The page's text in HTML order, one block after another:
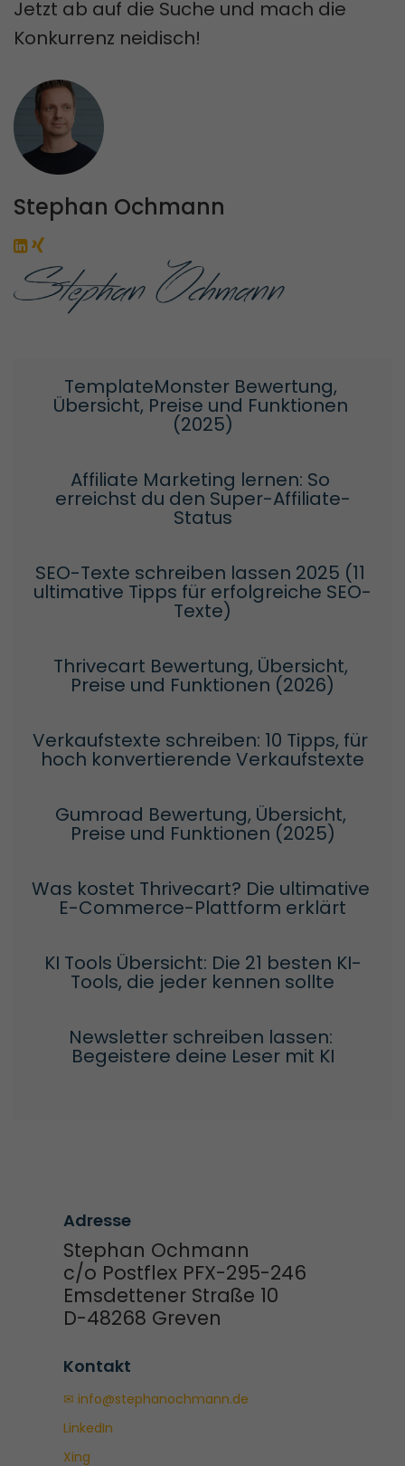
Jetzt ab auf die Suche und mach die
Konkurrenz neidisch!
Stephan Ochmann
TemplateMonster Bewertung,
Übersicht, Preise und Funktionen
(2025)
Affiliate Marketing lernen: So
erreichst du den Super-Affiliate-
Status
SEO-Texte schreiben lassen 2025 (11
ultimative Tipps für erfolgreiche SEO-
Texte)
Thrivecart Bewertung, Übersicht,
Preise und Funktionen (2026)
Verkaufstexte schreiben: 10 Tipps, für
hoch konvertierende Verkaufstexte
Gumroad Bewertung, Übersicht,
Preise und Funktionen (2025)
Was kostet Thrivecart? Die ultimative
E-Commerce-Plattform erklärt
KI Tools Übersicht: Die 21 besten KI-
Tools, die jeder kennen sollte
Newsletter schreiben lassen:
Begeistere deine Leser mit KI
Adresse
Stephan Ochmann
c/o Postflex PFX-295-246
Emsdettener Straße 10
D-48268 Greven
Kontakt
✉ info@stephanochmann.de
LinkedIn
Xing